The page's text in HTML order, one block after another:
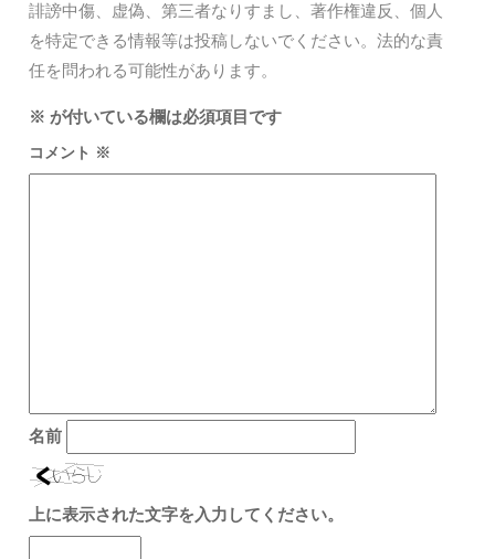
誹謗中傷、虚偽、第三者なりすまし、著作権違反、個人
を特定できる情報等は投稿しないでください。法的な責
任を問われる可能性があります。
※ が付いている欄は必須項目です
コメント ※
名前
上に表示された文字を入力してください。